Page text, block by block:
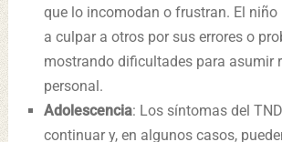
que lo incomodan o frustran. El niño
a culpar a otros por sus errores o
mostrando dificultades para asumir
personal.
Adolescencia: Los síntomas del
continuar y, en algunos casos,